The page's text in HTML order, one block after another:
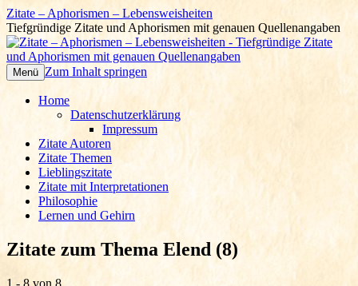
Zitate – Aphorismen – Lebensweisheiten
Tiefgründige Zitate und Aphorismen mit genauen Quellenangaben
Menü Zum Inhalt springen
Home
Datenschutzerklärung
Impressum
Zitate Autoren
Zitate Themen
Lieblingszitate
Zitate mit Interpretationen
Philosophie
Lernen und Gehirn
Zitate zum Thema Elend (8)
1 - 8 von 8